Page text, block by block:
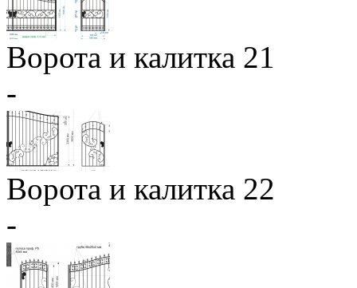
Ворота и калитка 21
-
Ворота и калитка 22
-